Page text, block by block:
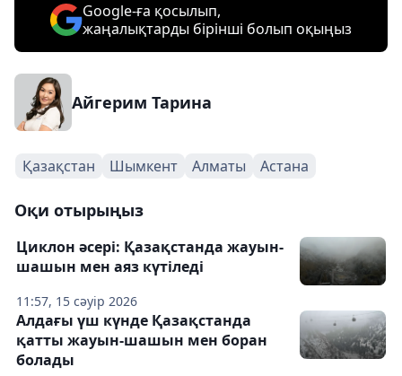
Google-ға қосылып,
жаңалықтарды бірінші болып оқыңыз
Айгерим Тарина
Қазақстан Шымкент Алматы Астана
Оқи отырыңыз
11:57, 15 сәуір 2026
Циклон әсері: Қазақстанда жауын-
шашын мен аяз күтіледі
Алдағы үш күнде Қазақстанда
қатты жауын-шашын мен боран
болады